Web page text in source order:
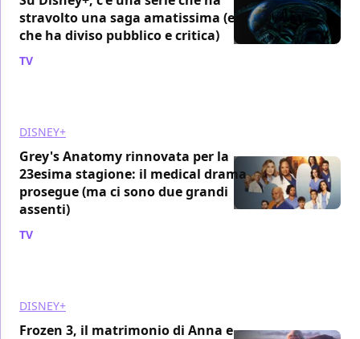
stravolto una saga amatissima (e
che ha diviso pubblico e critica)
TV
DISNEY+
Grey's Anatomy rinnovata per la
23esima stagione: il medical drama
prosegue (ma ci sono due grandi
assenti)
TV
DISNEY+
Frozen 3, il matrimonio di Anna e